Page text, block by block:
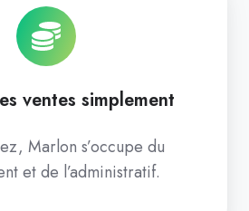
ventes simplement
Marlon s’occupe du
et de l’administratif.